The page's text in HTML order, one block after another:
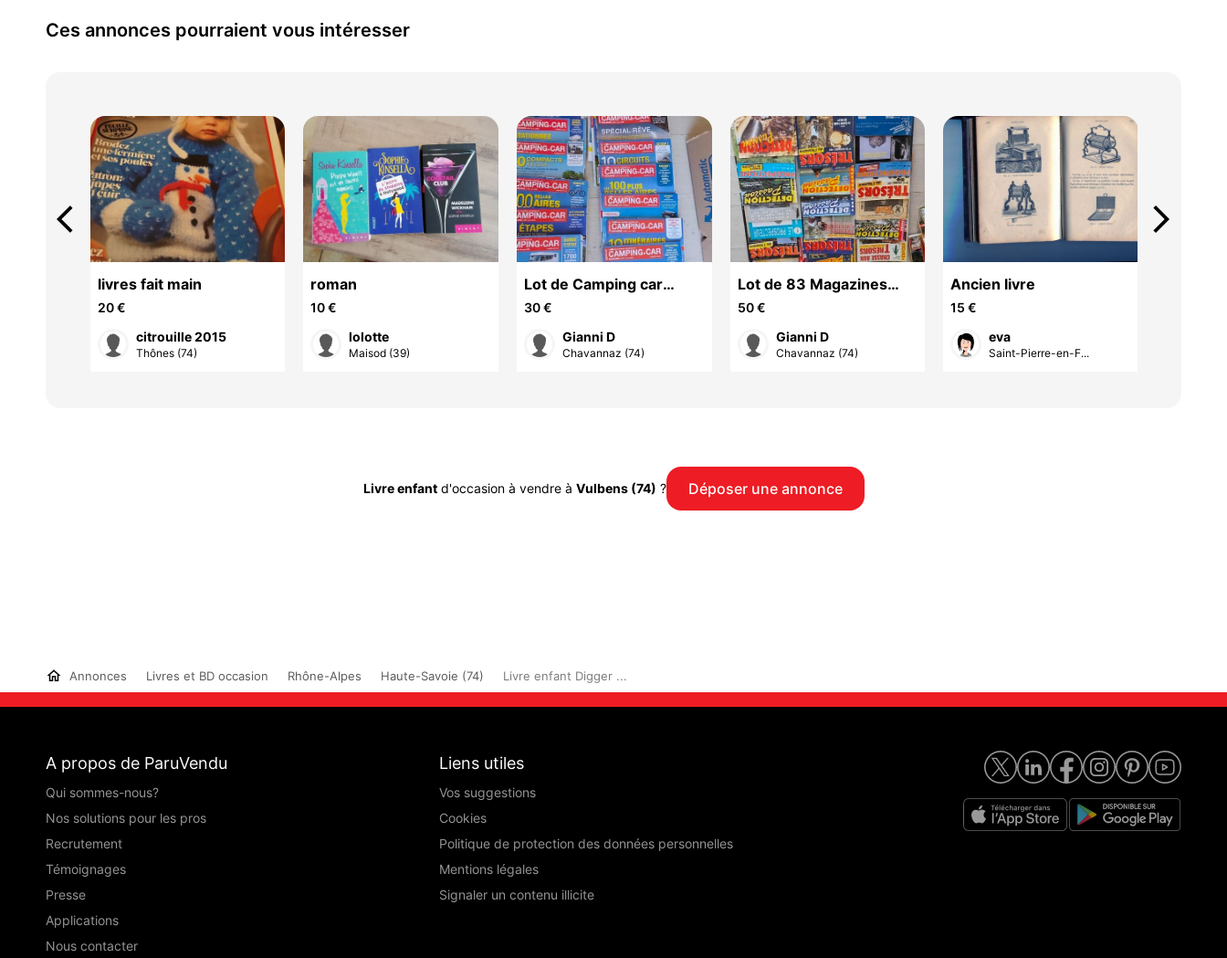
Ces annonces pourraient vous intéresser
livres fait main
20 €
citrouille 2015
Thônes (74)
roman
10 €
lolotte
Maisod (39)
Lot de Camping car
Magazines
30 €
Gianni D
Chavannaz (74)
Lot de 83 Magazines
Prospection Détecteur
50 €
Gianni D
Chavannaz (74)
Ancien livre
15 €
eva
Saint-Pierre-en-F...
arrow_back_ios arrow_forward_ios
Livre enfantd'occasion à vendre à Vulbens (74) ? Déposer une annonce
Annonces Livres et BD occasion Rhône-Alpes Haute-Savoie (74) Livre enfant Digger ...
A propos de ParuVendu
Qui sommes-nous?
Nos solutions pour les pros
Recrutement
Témoignages
Presse
Applications
Nous contacter
Liens utiles
Vos suggestions
Cookies
Politique de protection des données personnelles
Mentions légales
Signaler un contenu illicite